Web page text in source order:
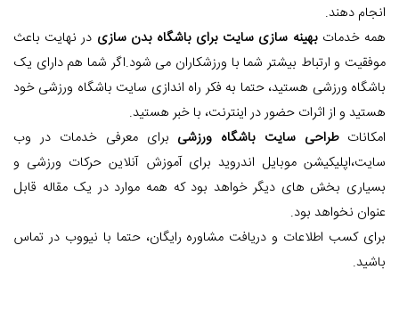
انجام دهند.
همه خدماتبهینه سازی سایت برای باشگاه بدن سازی در نهایت باعث
موفقیت و ارتباط بیشتر شما با ورزشکاران می شود.اگر شما هم دارای یک
باشگاه ورزشی هستید، حتما به فکر راه اندازی سایت باشگاه ورزشی خود
هستید و از اثرات حضور در اینترنت، با خبر هستید.
امکاناتطراحی سایت باشگاه ورزشی برای معرفی خدمات در وب
سایت،اپلیکیشن موبایل اندروید برای آموزش آنلاین حرکات ورزشی و
بسیاری بخش های دیگر خواهد بود که همه موارد در یک مقاله قابل
عنوان نخواهد بود.
برای کسب اطلاعات و دریافت مشاوره رایگان، حتما با نیووب در تماس
باشید.